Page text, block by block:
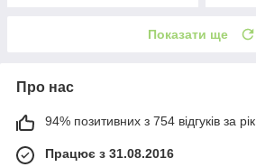
Показати ще
Про нас
94% позитивних з 754 відгуків за рік
Працює з 31.08.2016